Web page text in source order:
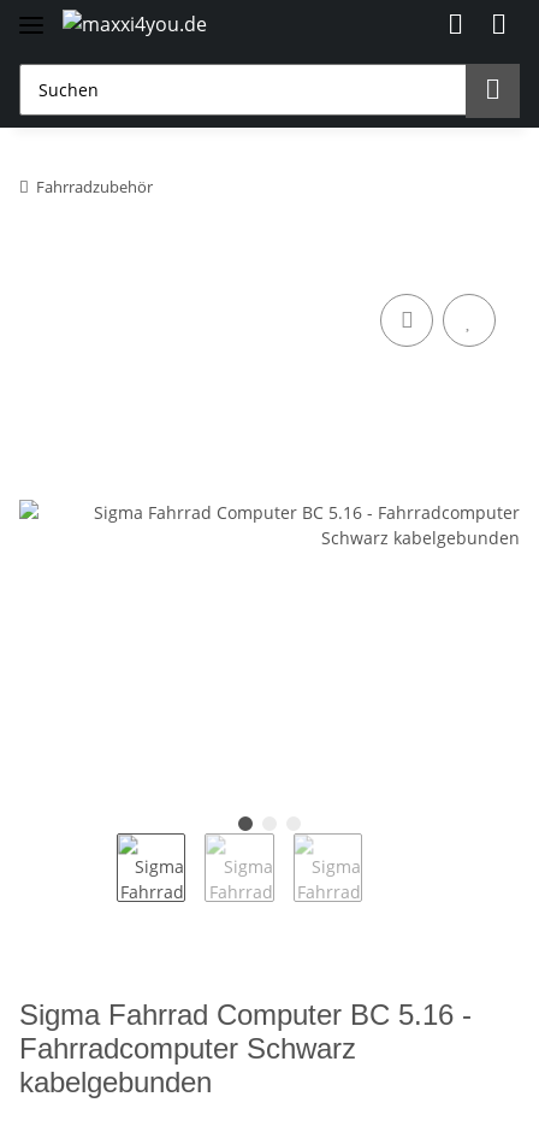
Fahrradzubehör
Sigma Fahrrad Computer BC 5.16 -
Fahrradcomputer Schwarz
kabelgebunden